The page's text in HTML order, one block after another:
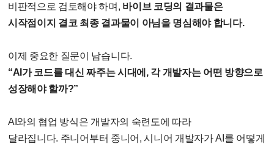
비판적으로 검토해야 하며 , 바이브 코딩의 결과물은
시작점이지 결코 최종 결과물이 아님을 명심해야 합니다.
이제 중요한 질문이 남습니다.
“AI 가 코드를 대신 짜주는 시대에 , 각 개발자는 어떤 방향으로
성장해야 할까?”
AI 와의 협업 방식은 개발자의 숙련도에 따라
달라집니다. 주니어부터 중니어 ,시니어 개발자가AI 를 어떻게